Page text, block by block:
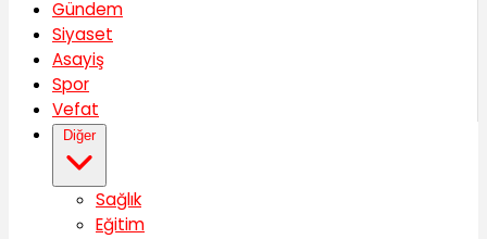
Gündem
Siyaset
Asayiş
Spor
Vefat
Diğer
Sağlık
Eğitim